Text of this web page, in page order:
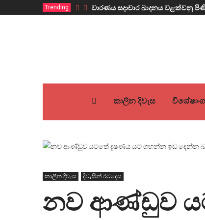
Trending වාරණය සදාචාර ඛාදනය වළක්වනු
කාලීන දිවැස විශේෂාංග
කාලීන දිවැස දිවැසින් රටදෙස
නව ආණ්ඩුව